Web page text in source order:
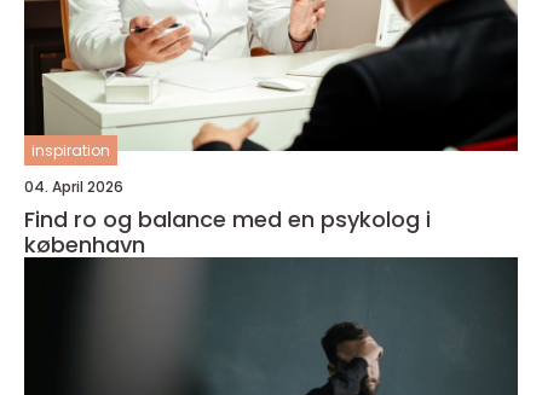
inspiration
04. April 2026
Find ro og balance med en psykolog i
københavn